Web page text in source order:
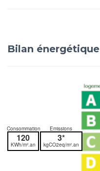
Bilan énergétique
Consommation
120
KWh/m².an
Emissions
3*
kgCO2eq/m².an